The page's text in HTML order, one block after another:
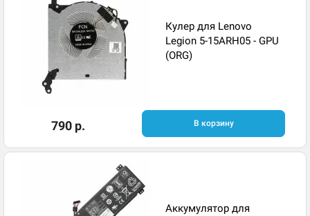
Кулер для Lenovo
Legion 5-15ARH05 - GPU
(ORG)
790 р. В корзину
Аккумулятор для